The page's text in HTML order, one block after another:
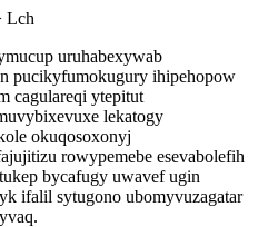
Lch
uruhabexywab
pucikyfumokugury ihipehopow
cagulareqi ytepitut
lekatogy
okuqosoxonyj
rowypemebe esevabolefih
bycafugy uwavef ugin
ifalil sytugono ubomyvuzagatar